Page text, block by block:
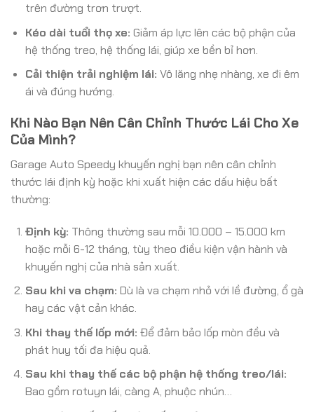
trên đường trơn trượt.
Kéo dài tuổi thọ xe: Giảm áp lực lên các bộ phận của
hệ thống treo, hệ thống lái, giúp xe bền bỉ hơn.
Cải thiện trải nghiệm lái: Vô lăng nhẹ nhàng, xe đi êm
ái và đúng hướng.
Khi Nào Bạn Nên Cân Chỉnh Thước Lái Cho Xe
Của Mình?
Garage Auto Speedy khuyến nghị bạn nên cân chỉnh
thước lái định kỳ hoặc khi xuất hiện các dấu hiệu bất
thường:
Định kỳ: Thông thường sau mỗi 10.000 – 15.000 km
hoặc mỗi 6-12 tháng, tùy theo điều kiện vận hành và
khuyến nghị của nhà sản xuất.
Sau khi va chạm: Dù là va chạm nhỏ với lề đường, ổ gà
hay các vật cản khác.
Khi thay thế lốp mới: Để đảm bảo lốp mòn đều và
phát huy tối đa hiệu quả.
Sau khi thay thế các bộ phận hệ thống treo/lái:
Bao gồm rotuyn lái, càng A, phuộc nhún…